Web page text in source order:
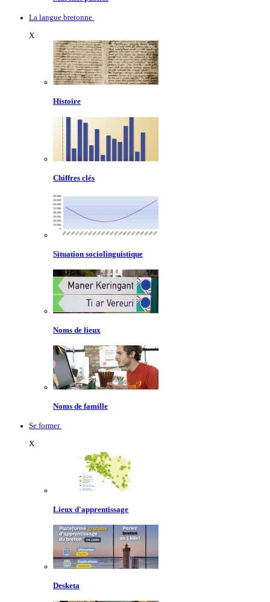
La langue bretonne
X
Histoire
Chiffres clés
Situation sociolinguistique
Noms de lieux
Noms de famille
Se former
X
Lieux d'apprentissage
Desketa